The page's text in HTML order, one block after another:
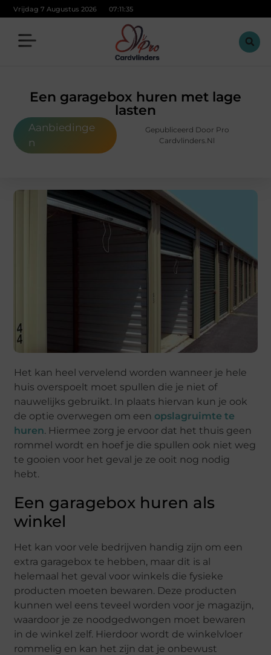
Vrijdag 7 Augustus 2026 07:11:36
Een garagebox huren met lage
lasten
Aanbiedinge
n
Gepubliceerd Door Pro
Cardvlinders.nl
Het kan heel vervelend worden wanneer je hele
huis overspoelt moet spullen die je niet of
nauwelijks gebruikt. In plaats hiervan kun je ook
de optie overwegen om een opslagruimte te
huren. Hiermee zorg je ervoor dat het thuis geen
rommel wordt en hoef je die spullen ook niet weg
te gooien voor het geval je ze ooit nog nodig
hebt.
Een garagebox huren als
winkel
Het kan voor vele bedrijven handig zijn om een
extra garagebox te hebben, maar dit is al
helemaal het geval voor winkels die fysieke
producten moeten bewaren. Deze producten
kunnen wel eens teveel worden voor je magazijn,
waardoor je ze noodgedwongen moet bewaren
in de winkel zelf. Hierdoor wordt de winkelvloer
rommelig en kan het zijn dat je onbewust